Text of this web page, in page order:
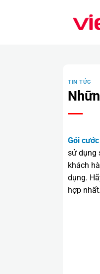
TIN TỨC
Gói
sử dụng
khách
dụng.
hợp nhất.